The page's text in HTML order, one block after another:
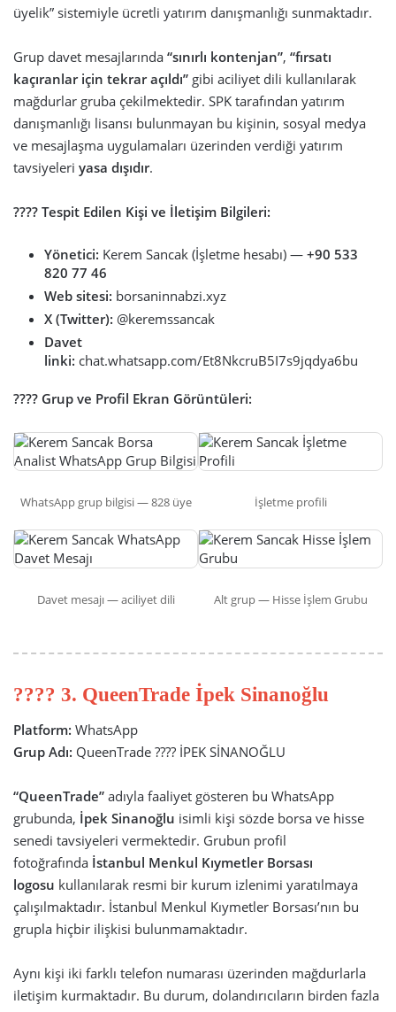
üyelik” sistemiyle ücretli yatırım danışmanlığı sunmaktadır.
Grup davet mesajlarında “sınırlı kontenjan”, “fırsatı
kaçıranlar için tekrar açıldı” gibi aciliyet dili kullanılarak
mağdurlar gruba çekilmektedir. SPK tarafından yatırım
danışmanlığı lisansı bulunmayan bu kişinin, sosyal medya
ve mesajlaşma uygulamaları üzerinden verdiği yatırım
tavsiyeleri yasa dışıdır.
???? Tespit Edilen Kişi ve İletişim Bilgileri:
Yönetici: Kerem Sancak (İşletme hesabı) — +90 533
820 77 46
Web sitesi: borsaninnabzi.xyz
X (Twitter): @keremssancak
Davet
linki: chat.whatsapp.com/Et8NkcruB5I7s9jqdya6bu
???? Grup ve Profil Ekran Görüntüleri:
WhatsApp grup bilgisi — 828 üye İşletme profili
Davet mesajı — aciliyet dili Alt grup — Hisse İşlem Grubu
???? 3. QueenTrade İpek Sinanoğlu
Platform: WhatsApp
Grup Adı: QueenTrade ???? İPEK SİNANOĞLU
“QueenTrade” adıyla faaliyet gösteren bu WhatsApp
grubunda, İpek Sinanoğlu isimli kişi sözde borsa ve hisse
senedi tavsiyeleri vermektedir. Grubun profil
fotoğrafında İstanbul Menkul Kıymetler Borsası
logosu kullanılarak resmi bir kurum izlenimi yaratılmaya
çalışılmaktadır. İstanbul Menkul Kıymetler Borsası’nın bu
grupla hiçbir ilişkisi bulunmamaktadır.
Aynı kişi iki farklı telefon numarası üzerinden mağdurlarla
iletişim kurmaktadır. Bu durum, dolandırıcıların birden fazla